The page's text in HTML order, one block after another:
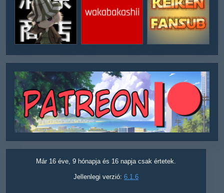
Már 16 éve, 9 hónapja és 16 napja csak értetek.
Jellenlegi verzió: 6.1.6